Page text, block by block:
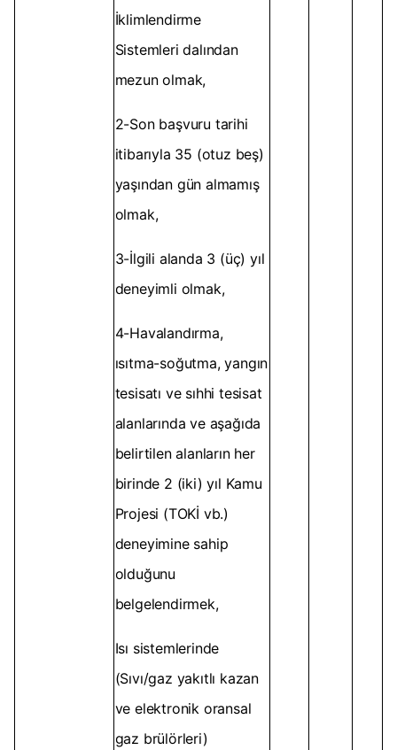
İklimlendirme
Sistemleri dalından
mezun olmak,
2-Son başvuru tarihi
itibarıyla 35 (otuz beş)
yaşından gün almamış
olmak,
3-İlgili alanda 3 (üç) yıl
deneyimli olmak,
4-Havalandırma,
ısıtma-soğutma, yangın
tesisatı ve sıhhi tesisat
alanlarında ve aşağıda
belirtilen alanların her
birinde 2 (iki) yıl Kamu
Projesi (TOKİ vb.)
deneyimine sahip
olduğunu
belgelendirmek,
Isı sistemlerinde
(Sıvı/gaz yakıtlı kazan
ve elektronik oransal
gaz brülörleri)